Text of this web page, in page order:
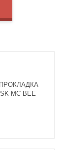
ПРОКЛАДКА
MC BEE -